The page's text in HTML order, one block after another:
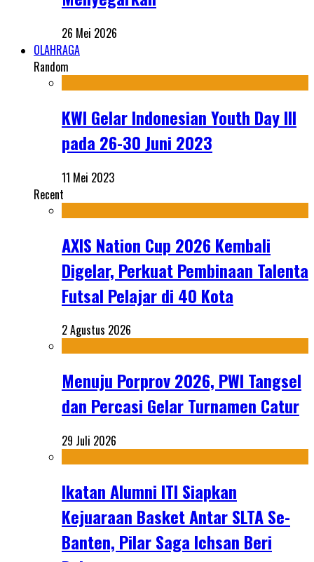
26 Mei 2026
OLAHRAGA
Random
KWI Gelar Indonesian Youth Day III
pada 26-30 Juni 2023
11 Mei 2023
Recent
AXIS Nation Cup 2026 Kembali
Digelar, Perkuat Pembinaan Talenta
Futsal Pelajar di 40 Kota
2 Agustus 2026
Menuju Porprov 2026, PWI Tangsel
dan Percasi Gelar Turnamen Catur
29 Juli 2026
Ikatan Alumni ITI Siapkan
Kejuaraan Basket Antar SLTA Se-
Banten, Pilar Saga Ichsan Beri